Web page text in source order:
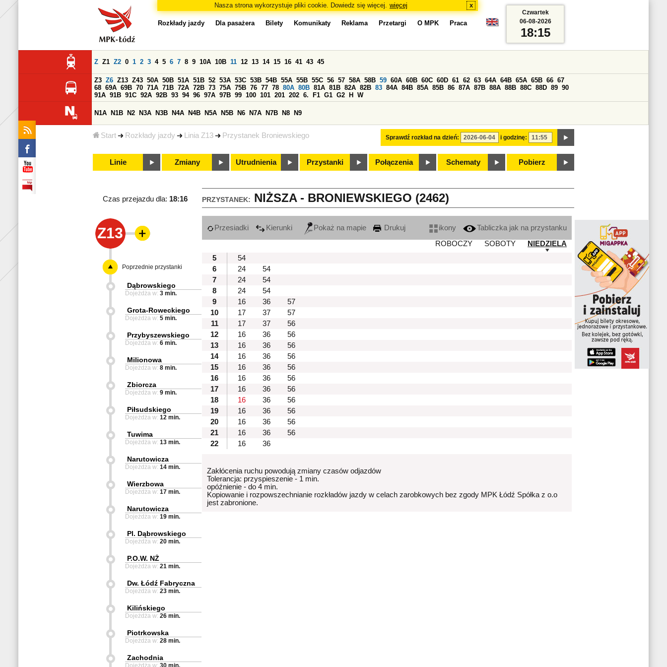
Nasza strona wykorzystuje pliki cookie. Dowiedz się więcej. więcej x
Start Rozkłady jazdy Linia Z13 Przystanek Broniewskiego
Rozkłady jazdy Dla pasażera Bilety Komunikaty Reklama Przetargi O MPK Praca
Sprawdź rozkład na dzień: i godzinę:
Z Z1 Z2 0 1 2 3 4 5 6 7 8 9 10A 10B 11 12 13 14 15 16 41 43 45
Z3 Z6 Z13 Z43 50A 50B 51A 51B 52 53A 53C 53B 54B 55A 55B 55C 56 57 58A 58B 59 60A 60B 60C 60D 61 62 63 64A 64B 65A 65B 66 67
68 69A 69B 70 71A 71B 72A 72B 73 75A 75B 76 77 78 80A 80B 81A 81B 82A 82B 83 84A 84B 85A 85B 86 87A 87B 88A 88B 88C 88D 89 90
91A 91B 91C 92A 92B 93 94 96 97A 97B 99 100 101 201 202 6. F1 G1 G2 H W
N1A N1B N2 N3A N3B N4A N4B N5A N5B N6 N7A N7B N8 N9
Linie Zmiany Utrudnienia Przystanki Połączenia Schematy Pobierz
Czwartek
06-08-2026
18:15
PRZYSTANEK: NIŻSZA - BRONIEWSKIEGO (2462)
Czas przejazdu dla: 18:16
Z13 Przesiadki Kierunki Pokaż na mapie Drukuj ikony
Tabliczka jak na przystanku
ROBOCZY
SOBOTY
NIEDZIELA
5
54
6
24
54
7
24
54
8
24
54
9
16 36
57
10
17 37
57
11
17 37
56
12
16 36
56
13
16 36
56
14
16 36
56
15
16 36
56
16
16 36
56
17
16 36
56
18
16 36
56
19
16 36
56
20
16 36
56
21
16 36
56
22
16 36
Zakłócenia ruchu powodują zmiany czasów odjazdów
Tolerancja: przyspieszenie - 1 min.
opóźnienie - do 4 min.
Kopiowanie i rozpowszechnianie rozkładów jazdy w celach zarobkowych bez zgody MPK Łódź Spółka z o.o
jest zabronione.
Poprzednie przystanki
Dąbrowskiego
Dojeżdża w: 3 min.
Grota-Roweckiego
Dojeżdża w: 5 min.
Przybyszewskiego
Dojeżdża w: 6 min.
Milionowa
Dojeżdża w: 8 min.
Zbiorcza
Dojeżdża w: 9 min.
Piłsudskiego
Dojeżdża w: 12 min.
Tuwima
Dojeżdża w: 13 min.
Narutowicza
Dojeżdża w: 14 min.
Wierzbowa
Dojeżdża w: 17 min.
Narutowicza
Dojeżdża w: 19 min.
Pl. Dąbrowskiego
Dojeżdża w: 20 min.
P.O.W. NŻ
Dojeżdża w: 21 min.
Dw. Łódź Fabryczna
Dojeżdża w: 23 min.
Kilińskiego
Dojeżdża w: 26 min.
Piotrkowska
Dojeżdża w: 28 min.
Zachodnia
Dojeżdża w: 30 min.